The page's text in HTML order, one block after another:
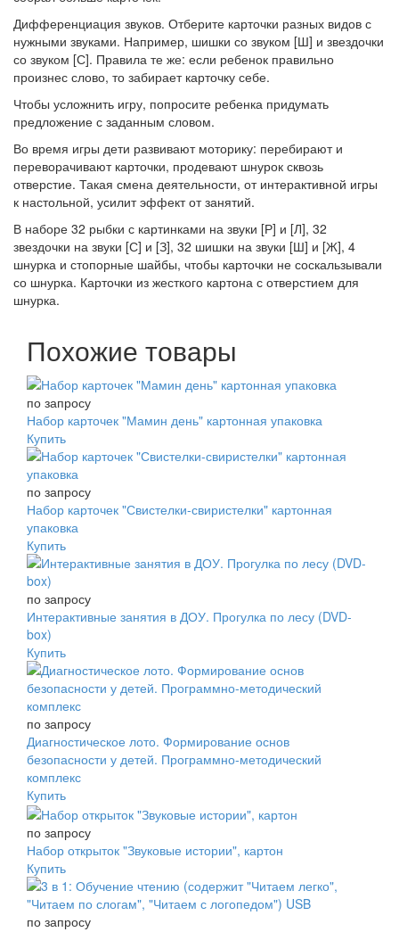
Дифференциация звуков. Отберите карточки разных видов с
нужными звуками. Например, шишки со звуком [Ш] и звездочки
со звуком [С]. Правила те же: если ребенок правильно
произнес слово, то забирает карточку себе.
Чтобы усложнить игру, попросите ребенка придумать
предложение с заданным словом.
Во время игры дети развивают моторику: перебирают и
переворачивают карточки, продевают шнурок сквозь
отверстие. Такая смена деятельности, от интерактивной игры
к настольной, усилит эффект от занятий.
В наборе 32 рыбки с картинками на звуки [Р] и [Л], 32
звездочки на звуки [С] и [З], 32 шишки на звуки [Ш] и [Ж], 4
шнурка и стопорные шайбы, чтобы карточки не соскальзывали
со шнурка. Карточки из жесткого картона с отверстием для
шнурка.
Похожие товары
по запросу
Набор карточек "Мамин день" картонная упаковка
Купить
по запросу
Набор карточек "Свистелки-свиристелки" картонная
упаковка
Купить
по запросу
Интерактивные занятия в ДОУ. Прогулка по лесу (DVD-
box)
Купить
по запросу
Диагностическое лото. Формирование основ
безопасности у детей. Программно-методический
комплекс
Купить
по запросу
Набор открыток "Звуковые истории", картон
Купить
по запросу